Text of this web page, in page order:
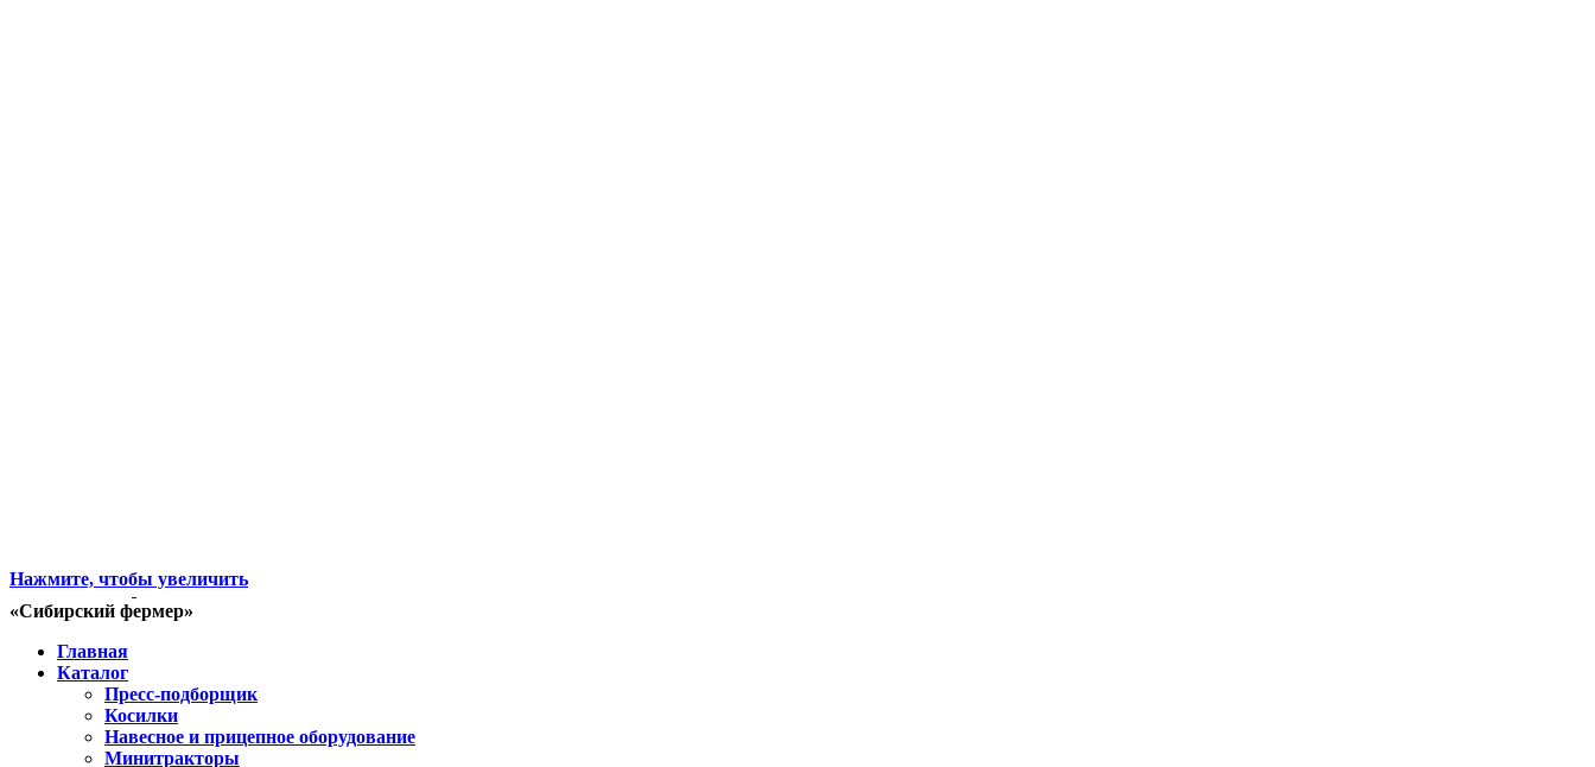
«Сибирский фермер»
Главная
Каталог
Пресс-подборщик
Косилки
Навесное и прицепное оборудование
Минитракторы
Нажмите, чтобы увеличить